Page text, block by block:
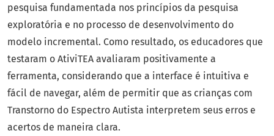
pesquisa fundamentada nos princípios da pesquisa
exploratória e no processo de desenvolvimento do
modelo incremental. Como resultado, os educadores que
testaram o AtiviTEA avaliaram positivamente a
ferramenta, considerando que a interface é intuitiva e
fácil de navegar, além de permitir que as crianças com
Transtorno do Espectro Autista interpretem seus erros e
acertos de maneira clara.